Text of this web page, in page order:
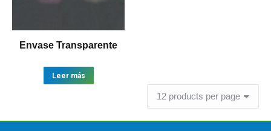
Envase Transparente
Leer más